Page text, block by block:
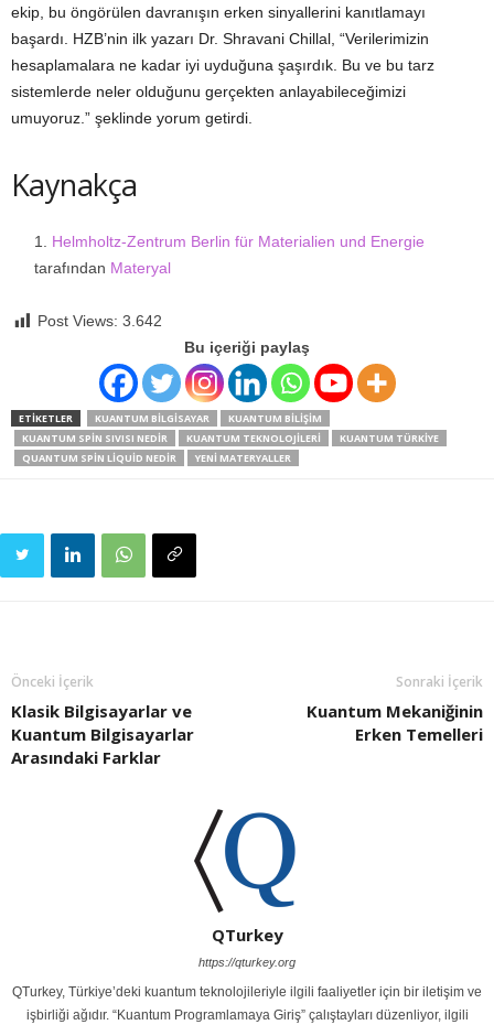
ekip, bu öngörülen davranışın erken sinyallerini kanıtlamayı
başardı. HZB’nin ilk yazarı Dr. Shravani Chillal, “Verilerimizin
hesaplamalara ne kadar iyi uyduğuna şaşırdık. Bu ve bu tarz
sistemlerde neler olduğunu gerçekten anlayabileceğimizi
umuyoruz.” şeklinde yorum getirdi.
Kaynakça
Helmholtz-Zentrum Berlin für Materialien und Energie
tarafından Materyal
Post Views: 3.642
Bu içeriği paylaş
ETIKETLER KUANTUM BILGISAYAR
KUANTUM BILIŞIM
KUANTUM SPIN SIVISI NEDIR
KUANTUM TEKNOLOJILERI
KUANTUM TÜRKIYE
QUANTUM SPIN LIQUID NEDIR
YENI MATERYALLER
Önceki İçerik
Klasik Bilgisayarlar ve
Kuantum Bilgisayarlar
Arasındaki Farklar
Sonraki İçerik
Kuantum Mekaniğinin
Erken Temelleri
QTurkey
https://qturkey.org
QTurkey, Türkiye’deki kuantum teknolojileriyle ilgili faaliyetler için bir iletişim ve
işbirliği ağıdır. “Kuantum Programlamaya Giriş” çalıştayları düzenliyor, ilgili